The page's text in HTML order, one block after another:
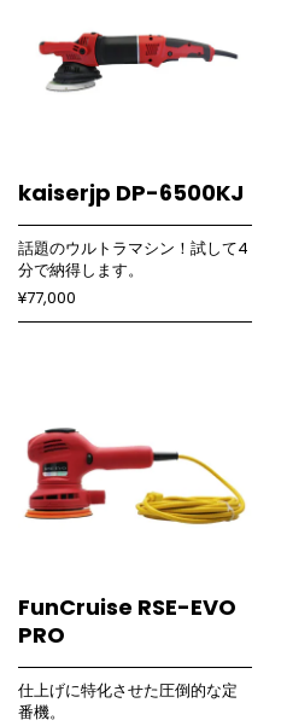
kaiserjp DP-6500KJ
話題のウルトラマシン！試して4
分で納得します。
¥77,000
FunCruise RSE-EVO
PRO
仕上げに特化させた圧倒的な定
番機。